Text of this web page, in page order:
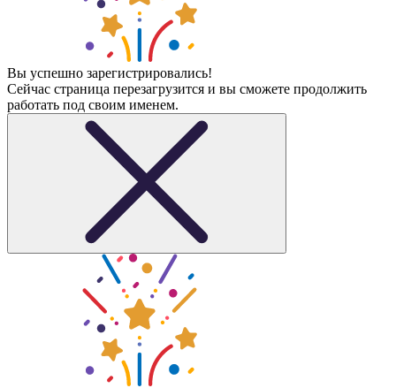
Вы успешно зарегистрировались!
Сейчас страница перезагрузится и вы сможете продолжить
работать под своим именем.